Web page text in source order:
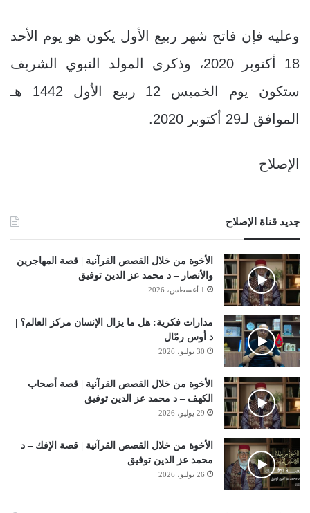
وعليه فإن فاتح شهر ربيع الأول يكون هو يوم الأحد
18 أكتوبر 2020، وذكرى المولد النبوي الشريف
ستكون يوم الخميس 12 ربيع الأول 1442 هـ
الموافق لـ29 أكتوبر 2020.
الإصلاح
جديد قناة الإصلاح
الأخوة من خلال القصص القرآنية | قصة المهاجرين
والأنصار – د محمد عز الدين توفيق
1 أغسطس، 2026
مدارات فكرية: هل ما يزال الإنسان مركز العالم؟ |
د أوس رمّال
30 يوليو، 2026
الأخوة من خلال القصص القرآنية | قصة أصحاب
الكهف – د محمد عز الدين توفيق
29 يوليو، 2026
الأخوة من خلال القصص القرآنية | قصة الإفك – د
محمد عز الدين توفيق
26 يوليو، 2026